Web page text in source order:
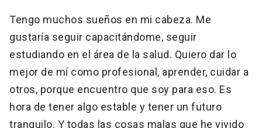
Tengo muchos sueños en mi cabeza. Me
gustaría seguir capacitándome, seguir
estudiando en el área de la salud. Quiero dar lo
mejor de mí como profesional, aprender, cuidar a
otros, porque encuentro que soy para eso. Es
hora de tener algo estable y tener un futuro
tranquilo. Y todas las cosas malas que he vivido